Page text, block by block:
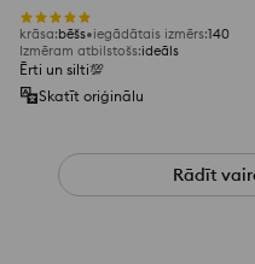
krāsa:bēšs iegādātais izmērs:140
Izmēram atbilstošs:ideāls
Ērti un silti💯
Skatīt oriģinālu
Rādīt